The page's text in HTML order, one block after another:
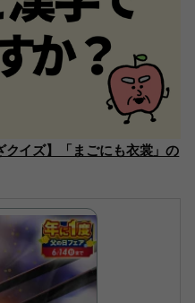
イズ】「まごにも衣裳」の